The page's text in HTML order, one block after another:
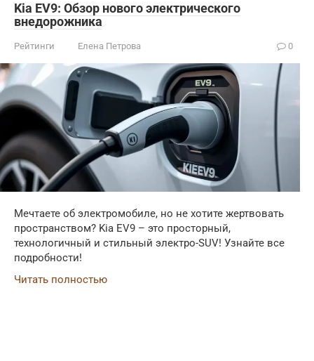
Kia EV9: Обзор нового электрического
внедорожника
Рейтинги Елена Петрова 0
Мечтаете об электромобиле, но не хотите жертвовать
пространством? Kia EV9 – это просторный,
технологичный и стильный электро-SUV! Узнайте все
подробности!
Читать полностью